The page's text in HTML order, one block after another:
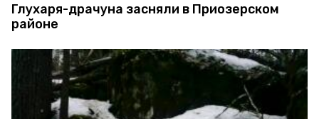
Глухаря-драчуна засняли в Приозерском
районе